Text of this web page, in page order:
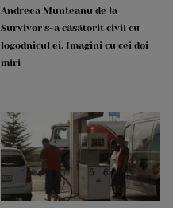
Andreea Munteanu de la
Survivor s-a căsătorit civil cu
logodnicul ei. Imagini cu cei doi
miri